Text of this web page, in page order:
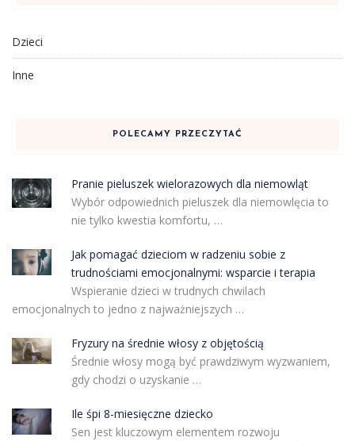
Dzieci
Inne
POLECAMY PRZECZYTAĆ
Pranie pieluszek wielorazowych dla niemowląt
Wybór odpowiednich pieluszek dla niemowlęcia to
nie tylko kwestia komfortu, …
Jak pomagać dzieciom w radzeniu sobie z
trudnościami emocjonalnymi: wsparcie i terapia
Wspieranie dzieci w trudnych chwilach
emocjonalnych to jedno z najważniejszych …
Fryzury na średnie włosy z objętością
Średnie włosy mogą być prawdziwym wyzwaniem,
gdy chodzi o uzyskanie …
Ile śpi 8-miesięczne dziecko
Sen jest kluczowym elementem rozwoju